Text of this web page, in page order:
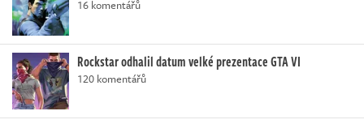
16 komentářů
Rockstar odhalil datum velké prezentace GTA VI
120 komentářů